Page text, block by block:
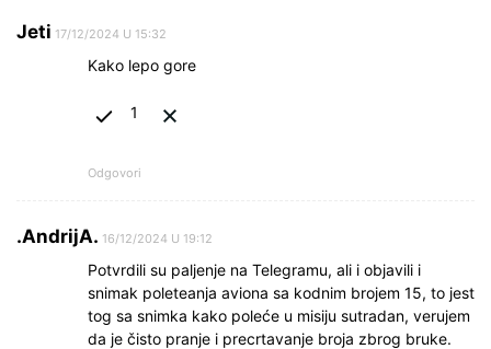
Jeti 17/12/2024 U 15:32
Kako lepo gore
1
Odgovori
.AndrijA. 16/12/2024 U 19:12
Potvrdili su paljenje na Telegramu, ali i objavili i
snimak poleteanja aviona sa kodnim brojem 15, to jest
tog sa snimka kako poleće u misiju sutradan, verujem
da je čisto pranje i precrtavanje broja zbrog bruke.